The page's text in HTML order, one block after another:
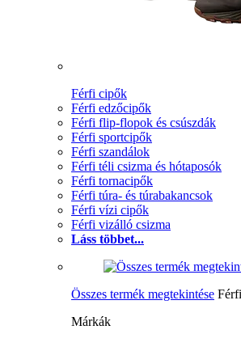
Férfi cipők
Férfi edzőcipők
Férfi flip-flopok és csúszdák
Férfi sportcipők
Férfi szandálok
Férfi téli csizma és hótaposók
Férfi tornacipők
Férfi túra- és túrabakancsok
Férfi vízi cipők
Férfi vizálló csizma
Láss többet...
Összes termék megtekintése
Márkák